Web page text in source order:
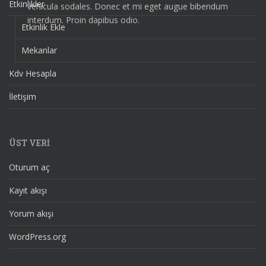
vehicula sodales. Donec et mi eget augue bibendum
interdum. Proin dapibus odio.
Etkinlikler
Etkinlik Ekle
Mekanlar
Kdv Hesapla
İletişim
ÜST VERI
Oturum aç
Kayıt akışı
Yorum akışı
WordPress.org